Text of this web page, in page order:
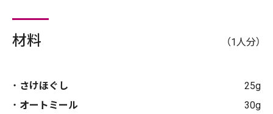
材料 （1人分）
さけほぐし
25g
オートミール
30g